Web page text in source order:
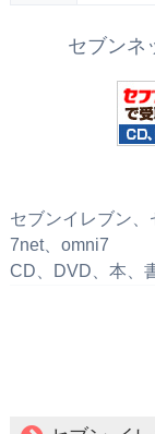
セブンネ
セブンイレブン、
7net、omni7
CD、DVD、本、